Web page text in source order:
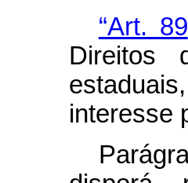
“Art. 89
Direitos
interesse